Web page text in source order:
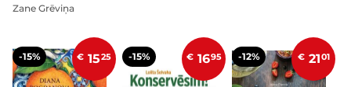
Zane Grēviņa
-15% € 1525 -15% € 1695 -12% € 2101